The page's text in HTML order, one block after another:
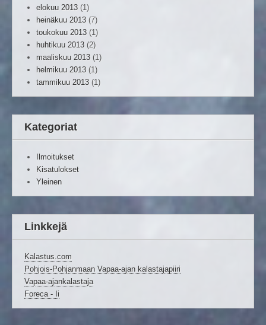
elokuu 2013 (1)
heinäkuu 2013 (7)
toukokuu 2013 (1)
huhtikuu 2013 (2)
maaliskuu 2013 (1)
helmikuu 2013 (1)
tammikuu 2013 (1)
Kategoriat
Ilmoitukset
Kisatulokset
Yleinen
Linkkejä
Kalastus.com
Pohjois-Pohjanmaan Vapaa-ajan kalastajapiiri
Vapaa-ajankalastaja
Foreca - Ii